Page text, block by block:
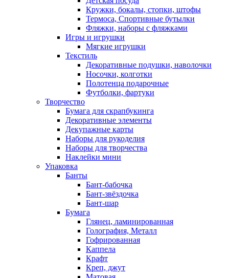
Кружки, бокалы, стопки, штофы
Термоса, Спортивные бутылки
Фляжки, наборы с фляжками
Игры и игрушки
Мягкие игрушки
Текстиль
Декоративные подушки, наволочки
Носочки, колготки
Полотенца подарочные
Футболки, фартуки
Творчество
Бумага для скрапбукинга
Декоративные элементы
Декупажные карты
Наборы для рукоделия
Наборы для творчества
Наклейки мини
Упаковка
Банты
Бант-бабочка
Бант-звёздочка
Бант-шар
Бумага
Глянец, ламинированная
Голография, Металл
Гофрированная
Каппела
Крафт
Креп, джут